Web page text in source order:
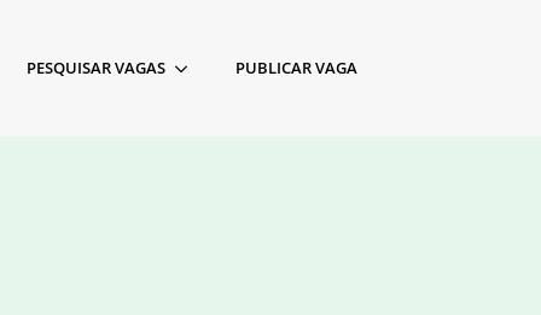
PESQUISAR VAGAS PUBLICAR VAGA